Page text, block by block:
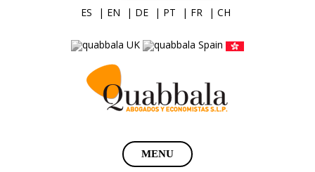
ES | EN | DE | PT | FR | CH
MENU